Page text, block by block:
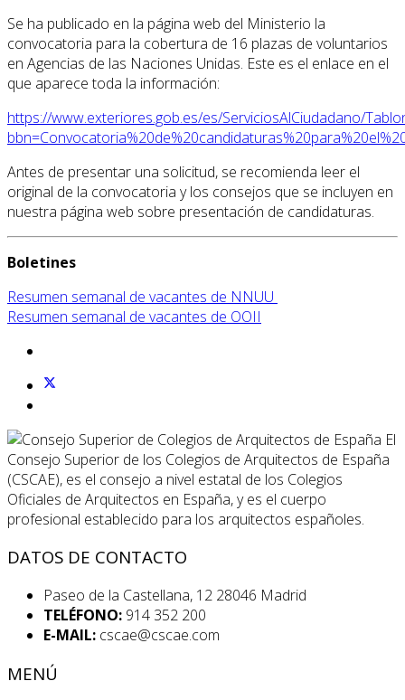
Se ha publicado en la página web del Ministerio la
convocatoria para la cobertura de 16 plazas de voluntarios
en Agencias de las Naciones Unidas. Este es el enlace en el
que aparece toda la información:
https://www.exteriores.gob.es/es/ServiciosAlCiudadano/
Antes de presentar una solicitud, se recomienda leer el
original de la convocatoria y los consejos que se incluyen en
nuestra página web sobre presentación de candidaturas.
Boletines
Resumen semanal de vacantes de NNUU
Resumen semanal de vacantes de OOII
El
Consejo Superior de los Colegios de Arquitectos de España
(CSCAE), es el consejo a nivel estatal de los Colegios
Oficiales de Arquitectos en España, y es el cuerpo
profesional establecido para los arquitectos españoles.
DATOS DE CONTACTO
Paseo de la Castellana, 12 28046 Madrid
TELÉFONO: 914 352 200
E-MAIL: cscae@cscae.com
MENÚ